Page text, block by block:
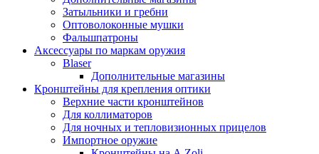
Затыльники и гребни
Оптоволоконные мушки
Фальшпатроны
Аксессуары по маркам оружия
Blaser
Дополнительные магазины
Кронштейны для крепления оптики
Верхние части кронштейнов
Для коллиматоров
Для ночных и тепловизионных прицелов
Импортное оружие